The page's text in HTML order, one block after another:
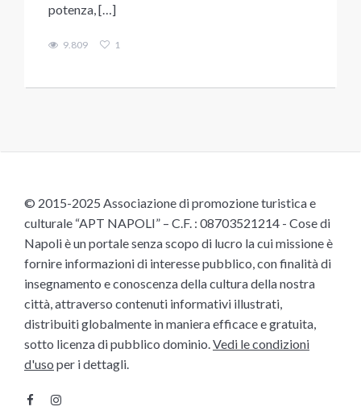
potenza, […]
9.809 1
© 2015-2025 Associazione di promozione turistica e
culturale “APT NAPOLI” – C.F. : 08703521214 - Cose di
Napoli è un portale senza scopo di lucro la cui missione è
fornire informazioni di interesse pubblico, con finalità di
insegnamento e conoscenza della cultura della nostra
città, attraverso contenuti informativi illustrati,
distribuiti globalmente in maniera efficace e gratuita,
sotto licenza di pubblico dominio. Vedi le condizioni
d'uso per i dettagli.